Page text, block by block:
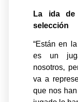
La ida de
selección
“Están en
es un
nosotros,
va a
que nos